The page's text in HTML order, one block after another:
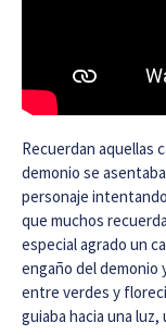
Recuerdan aquellas
demonio se
personaje
que muchos
especial agrado un
engaño del demonio
entre verdes y
guiaba hacia una